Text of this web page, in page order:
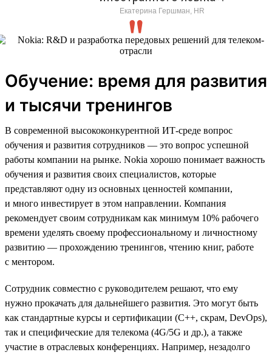
Екатерина Гершман, HR
Обучение: время для развития
и тысячи тренингов
В современной высококонкурентной ИТ-среде вопрос
обучения и развития сотрудников — это вопрос успешной
работы компании на рынке. Nokia хорошо понимает важность
обучения и развития своих специалистов, которые
представляют одну из основных ценностей компании,
и много инвестирует в этом направлении. Компания
рекомендует своим сотрудникам как минимум 10% рабочего
времени уделять своему профессиональному и личностному
развитию — прохождению тренингов, чтению книг, работе
с ментором.
Сотрудник совместно с руководителем решают, что ему
нужно прокачать для дальнейшего развития. Это могут быть
как стандартные курсы и сертификации (C++, скрам, DevOps),
так и специфические для телекома (4G/5G и др.), а также
участие в отраслевых конференциях. Например, незадолго